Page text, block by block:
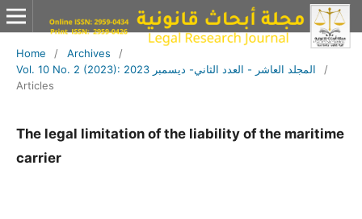
Home / Archives
/
Vol. 10 No. 2 (2023): المجلد العاشر - العدد الثاني- ديسمبر 2023
/
Articles
The legal limitation of the liability of the maritime
carrier